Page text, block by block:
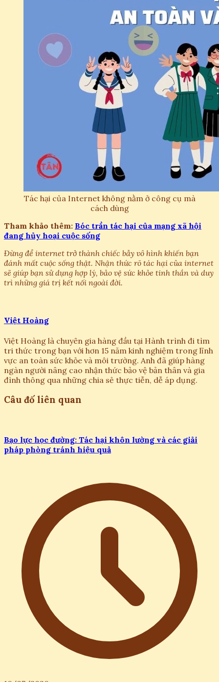
Tác hại của Internet không nằm ở công cụ mà
cách dùng
Tham khảo thêm: Bóc trần tác hại của mạng xã hội
đang hủy hoại cuộc sống
Đừng để internet trở thành chiếc bẫy vô hình khiến bạn
đánh mất cuộc sống thật. Nhận thức rõ tác hại của internet
sẽ giúp bạn sử dụng hợp lý, bảo vệ sức khỏe tinh thần và duy
trì những giá trị kết nối ngoài đời.
Việt Hoàng
Việt Hoàng là chuyên gia hàng đầu tại Hành trình đi tìm
tri thức trong bạn với hơn 15 năm kinh nghiệm trong lĩnh
vực an toàn sức khỏe và môi trường. Anh đã giúp hàng
ngàn người nâng cao nhận thức bảo vệ bản thân và gia
đình thông qua những chia sẻ thực tiễn, dễ áp dụng.
Câu đố liên quan
Bạo lực học đường: Tác hại khôn lường và các giải
pháp phòng tránh hiệu quả